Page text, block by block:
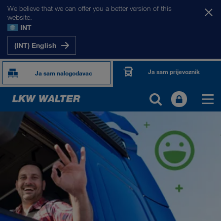
We believe that we can offer you a better version of this
website.
INT
(INT) English
Ja sam nalogodavac Ja sam prijevoznik
TOGETHER WE DRIVE
WE GROW
WE CARE